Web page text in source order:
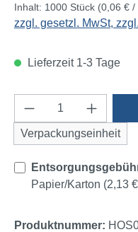
Inhalt: 1000 Stück (0,06 € /
zzgl. gesetzl. MwSt,
Lieferzeit 1-3 Tage
Produkt Anzahl:
Verpackungseinheit
Papier/Karton (2,13
Produktnummer: